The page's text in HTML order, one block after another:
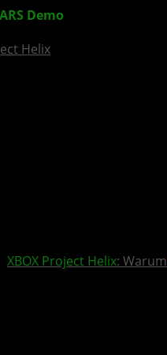
Demo
Helix
XBOX Project Helix: Warum